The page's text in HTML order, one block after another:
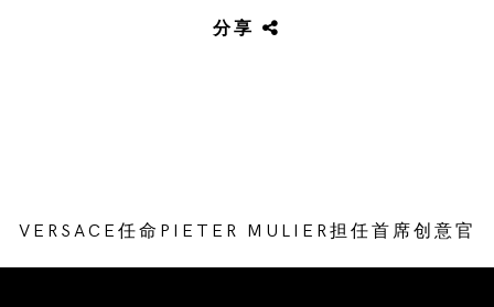
分享
VERSACE任命PIETER MULIER担任首席创意官